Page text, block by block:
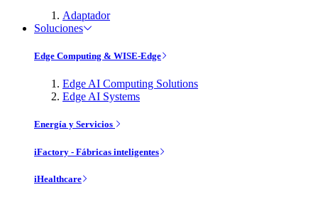
Adaptador
Soluciones
Edge Computing & WISE-Edge
Edge AI Computing Solutions
Edge AI Systems
Energía y Servicios
iFactory - Fábricas inteligentes
iHealthcare